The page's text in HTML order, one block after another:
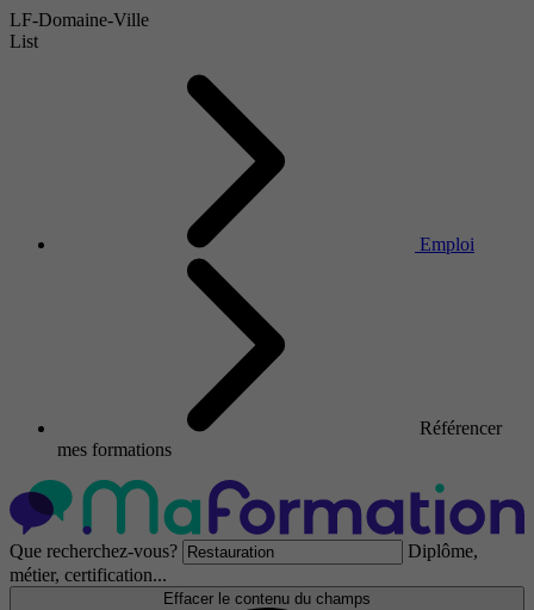
LF-Domaine-Ville
List
Emploi
Référencer
mes formations
Que recherchez-vous?
Diplôme,
métier, certification...
Effacer le contenu du champs